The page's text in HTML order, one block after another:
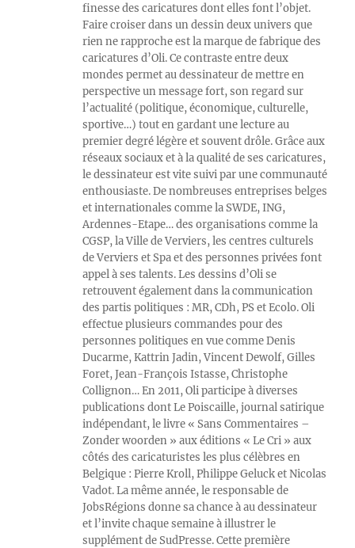
finesse des caricatures dont elles font l’objet.
Faire croiser dans un dessin deux univers que
rien ne rapproche est la marque de fabrique des
caricatures d’Oli. Ce contraste entre deux
mondes permet au dessinateur de mettre en
perspective un message fort, son regard sur
l’actualité (politique, économique, culturelle,
sportive…) tout en gardant une lecture au
premier degré légère et souvent drôle. Grâce aux
réseaux sociaux et à la qualité de ses caricatures,
le dessinateur est vite suivi par une communauté
enthousiaste. De nombreuses entreprises belges
et internationales comme la SWDE, ING,
Ardennes-Etape… des organisations comme la
CGSP, la Ville de Verviers, les centres culturels
de Verviers et Spa et des personnes privées font
appel à ses talents. Les dessins d’Oli se
retrouvent également dans la communication
des partis politiques : MR, CDh, PS et Ecolo. Oli
effectue plusieurs commandes pour des
personnes politiques en vue comme Denis
Ducarme, Kattrin Jadin, Vincent Dewolf, Gilles
Foret, Jean-François Istasse, Christophe
Collignon… En 2011, Oli participe à diverses
publications dont Le Poiscaille, journal satirique
indépendant, le livre « Sans Commentaires –
Zonder woorden » aux éditions « Le Cri » aux
côtés des caricaturistes les plus célèbres en
Belgique : Pierre Kroll, Philippe Geluck et Nicolas
Vadot. La même année, le responsable de
JobsRégions donne sa chance à au dessinateur
et l’invite chaque semaine à illustrer le
supplément de SudPresse. Cette première